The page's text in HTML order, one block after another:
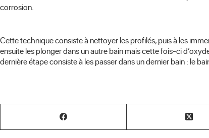
corrosion.
Cette technique consiste à nettoyer les profilés, puis à les
ensuite les plonger dans un autre bain mais cette fois-ci
dernière étape consiste à les passer dans un dernier bain : le